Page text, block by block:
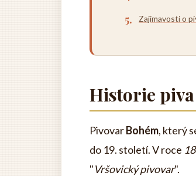
Zajímavosti o
Historie
PivovarBohém, který
do 19. století. V roce
"Vršovický pivovar".